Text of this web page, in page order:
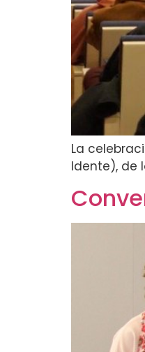
La
Idente), de